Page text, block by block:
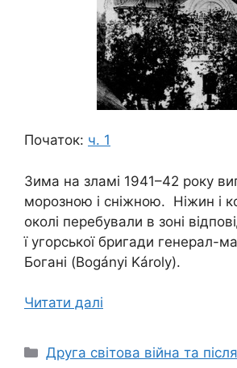
Початок: ч. 1
Зима на зламі 1941–42 року
морозною і сніжною. Ніжин і
околі перебували в зоні
ї угорської бригади генерал-
Богані (Bogányi Károly).
Читати далі
Категорії
Друга світова війна та